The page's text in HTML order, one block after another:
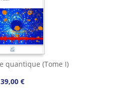
quantique (Tome I)
39,00 €